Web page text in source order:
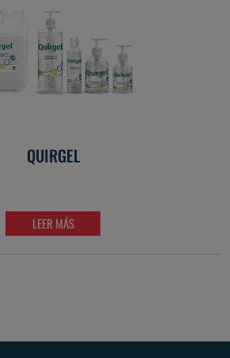
QUIRGEL
LEER MÁS